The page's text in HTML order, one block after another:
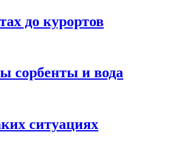
до курортов
сорбенты и вода
ситуациях